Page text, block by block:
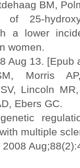
BM,
of 25-
a lower
women.
Aug 13. [Epub
Morris
Lincoln
Ebers GC.
multiple